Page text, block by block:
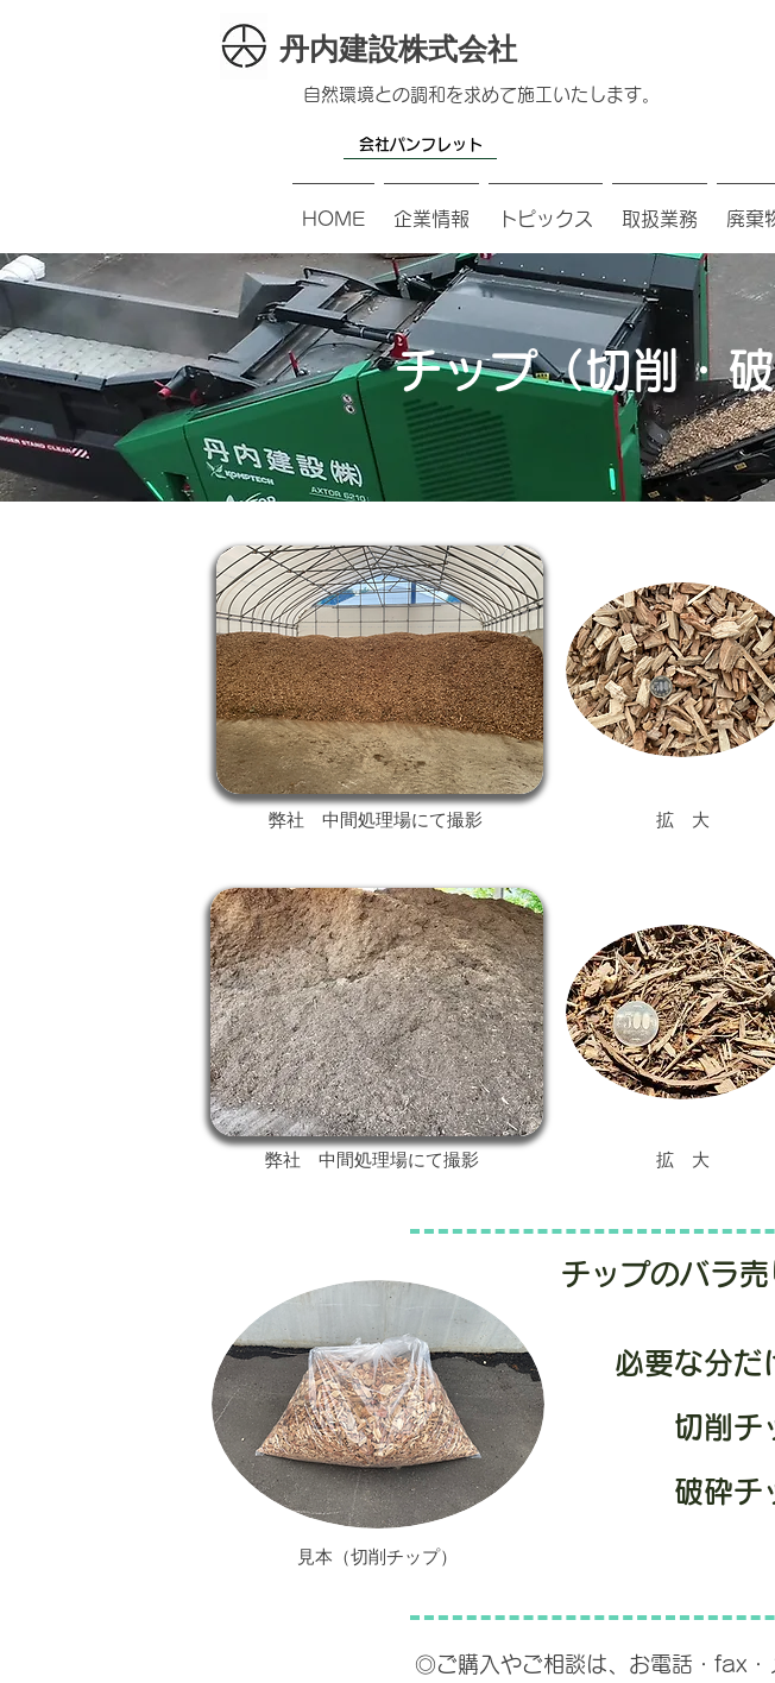
​丹内建設株式会社
自然環境との調和を求めて施工いたします。
会社パンフレット
HOME 企業情報 トピックス 取扱業務 廃棄
チップ（切削・
弊社 中間処理場にて撮影 拡 大
弊社 中間処理場にて撮影 拡 大
チップのバラ売
必要な分だ
切削チ
破砕チ
見本（切削チップ）
◎ご購入やご相談は、お電話・fax・